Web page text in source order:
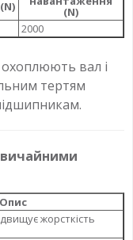
(N)
2000
вал і
тертям
Опис
жорсткість